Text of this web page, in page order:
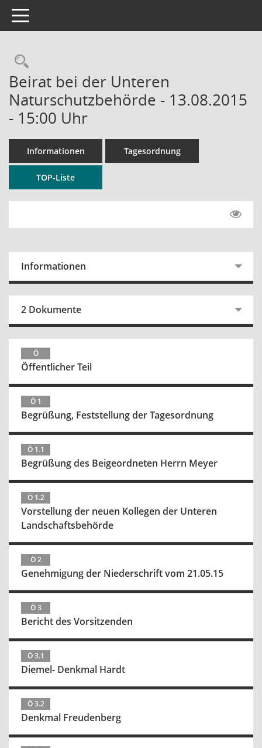
Toggle navigation
Rechercheauswahl
Beirat bei der Unteren
Naturschutzbehörde - 13.08.2015
- 15:00 Uhr
Informationen Tagesordnung
TOP-Liste
Informationen
2 Dokumente
Ö
Öffentlicher Teil
Ö 1
Begrüßung, Feststellung der Tagesordnung
Ö 1.1
Begrüßung des Beigeordneten Herrn Meyer
Ö 1.2
Vorstellung der neuen Kollegen der Unteren
Landschaftsbehörde
Ö 2
Genehmigung der Niederschrift vom 21.05.15
Ö 3
Bericht des Vorsitzenden
Ö 3.1
Diemel- Denkmal Hardt
Ö 3.2
Denkmal Freudenberg